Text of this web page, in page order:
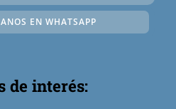
EN WHATSAPP
de interés: